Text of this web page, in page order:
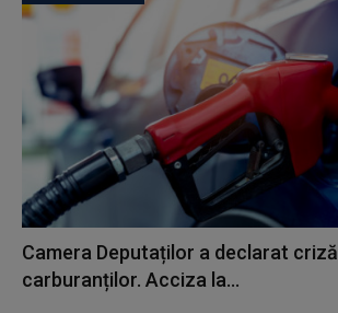
Camera Deputaților a declarat
carburanților. Acciza la...